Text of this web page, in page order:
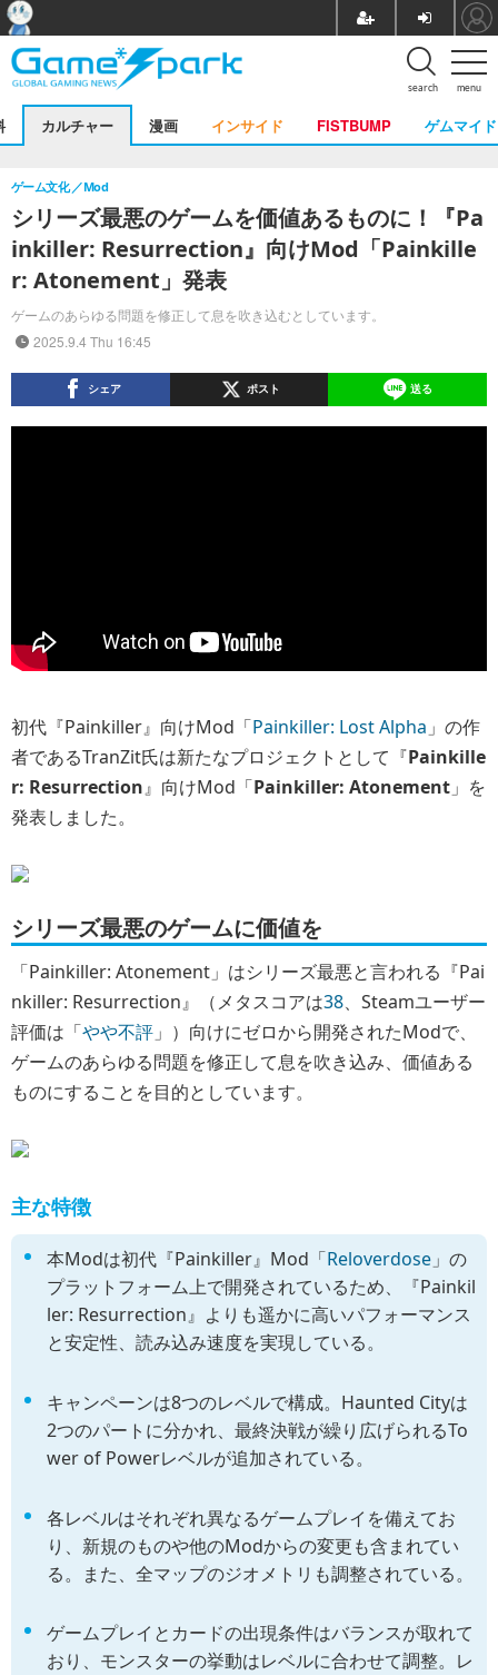
menu
search
カルチャー 漫画 インサイド FISTBUMP ゲムマイド
シリーズ最悪のゲームを価値あるものに！『Pa
inkiller: Resurrection』向けMod「Painkille
r: Atonement」発表
ゲームのあらゆる問題を修正して息を吹き込むとしています。
ゲーム文化 Mod
2025.9.4 Thu 16:45
シェア ポスト 送る
初代『Painkiller』向けMod「Painkiller: Lost Alpha 」の作
者であるTranZit氏は新たなプロジェクトとして『Painkille
r: Resurrection』向けMod「Painkiller: Atonement 」を
発表しました。
シリーズ最悪のゲームに価値を
「Painkiller: Atonement」はシリーズ最悪と言われる『Pai
nkiller: Resurrection』（メタスコアは38、Steamユーザー
評価は「やや不評 」）向けにゼロから開発されたModで、
ゲームのあらゆる問題を修正して息を吹き込み、価値ある
ものにすることを目的としています。
主な特徴
本Modは初代『Painkiller』Mod「Reloverdose 」の
プラットフォーム上で開発されているため、『Painkil
ler: Resurrection』よりも遥かに高いパフォーマンス
と安定性、読み込み速度を実現している。
キャンペーンは8つのレベルで構成。Haunted Cityは
2つのパートに分かれ、最終決戦が繰り広げられるTo
wer of Powerレベルが追加されている。
各レベルはそれぞれ異なるゲームプレイを備えてお
り、新規のものや他のModからの変更も含まれてい
る。また、全マップのジオメトリも調整されている。
ゲームプレイとカードの出現条件はバランスが取れて
おり、モンスターの挙動はレベルに合わせて調整。レ